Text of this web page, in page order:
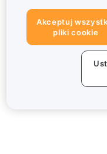
Akceptuj
pliki cookie